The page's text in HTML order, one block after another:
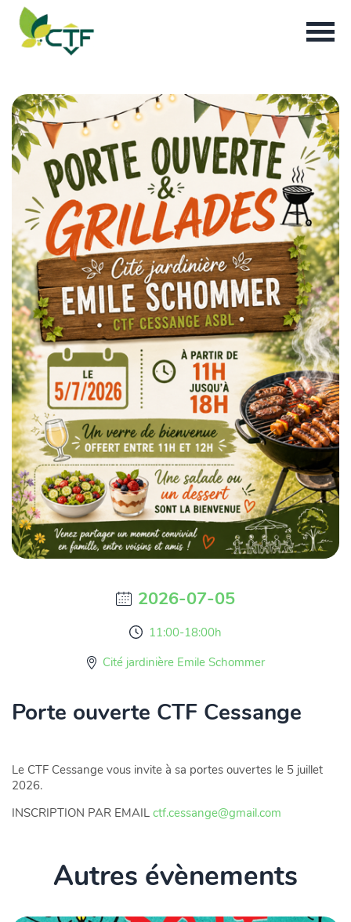
2026-07-05
11:00-18:00h
Cité jardinière Emile Schommer
Porte ouverte CTF Cessange
Le CTF Cessange vous invite à sa portes ouvertes le 5 juillet
2026.
INSCRIPTION PAR EMAIL ctf.cessange@gmail.com
Autres évènements